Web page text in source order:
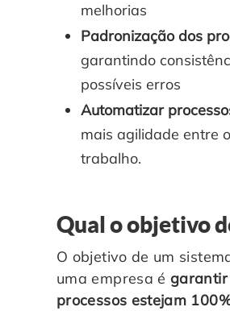
melhorias
Padronização dos
garantindo
possíveis erros
Automatizar
mais agilidade entre
trabalho.
Qual o objetivo
O objetivo de um
uma empresa é garantir
processos estejam